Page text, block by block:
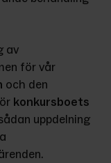
av
och den
konkursboets
uppdelning